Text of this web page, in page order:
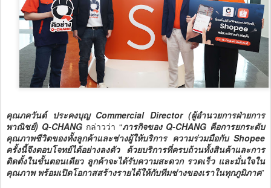
คุณภควันต์ ประคงบุญ Commercial Director (ผู้อำนวยการฝ่ายการ
พาณิชย์) Q-CHANG กล่าวว่า “ภารกิจของ Q-CHANG คือการยกระดับ
คุณภาพชีวิตของทั้งลูกค้าและช่างผู้ให้บริการ ความร่วมมือกับ Shopee
ครั้งนี้จึงตอบโจทย์ได้อย่างลงตัว ด้วยบริการที่ครบถ้วนทั้งสินค้าและการ
ติดตั้งในขั้นตอนเดียว ลูกค้าจะได้รับความสะดวก รวดเร็ว และมั่นใจใน
คุณภาพ พร้อมเปิดโอกาสสร้างรายได้ให้กับทีมช่างของเราในทุกภูมิภาค”